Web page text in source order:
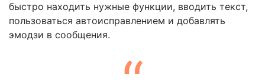
быстро находить нужные функции, вводить текст,
пользоваться автоисправлением и добавлять
эмодзи в сообщения.